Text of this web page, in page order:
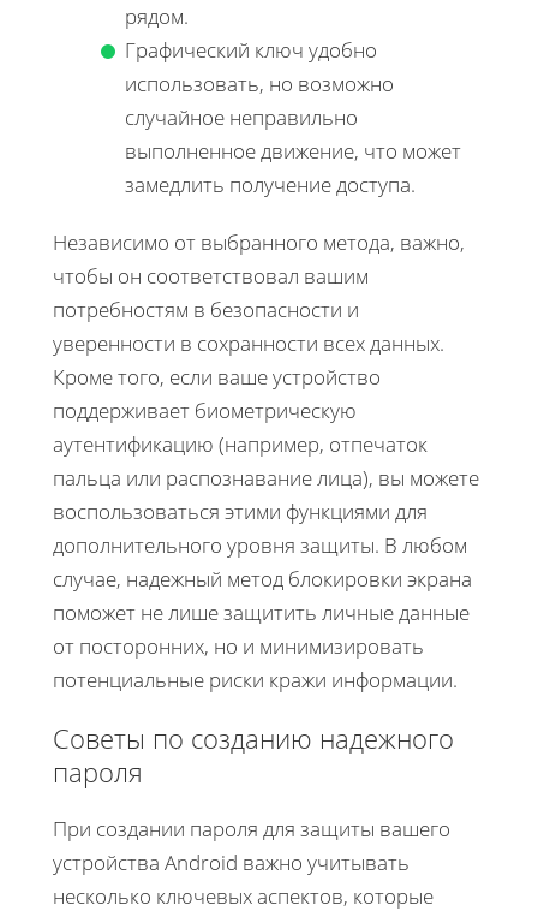
рядом.
Графический ключ удобно
использовать, но возможно
случайное неправильно
выполненное движение, что может
замедлить получение доступа.
Независимо от выбранного метода, важно,
чтобы он соответствовал вашим
потребностям в безопасности и
уверенности в сохранности всех данных.
Кроме того, если ваше устройство
поддерживает биометрическую
аутентификацию (например, отпечаток
пальца или распознавание лица), вы можете
воспользоваться этими функциями для
дополнительного уровня защиты. В любом
случае, надежный метод блокировки экрана
поможет не лише защитить личные данные
от посторонних, но и минимизировать
потенциальные риски кражи информации.
Советы по созданию надежного
пароля
При создании пароля для защиты вашего
устройства Android важно учитывать
несколько ключевых аспектов, которые